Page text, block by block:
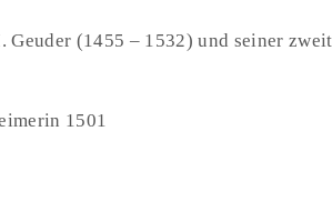
Geuder (1455 – 1532) und seiner
1501